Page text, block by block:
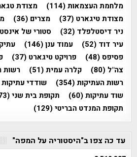
מלחמת העצמאות(114) מצודת
מצודת טיגארט (37) מצרים (36)
ניר דיסטלפלד (32) סטורי של
עיר דוד (52) עמוד ענן(146)
פסיפס(48) פרויקט טיגארט (37)
צה"ל (80) קלרה עמית(51) רשות
רשות העתיקות(354) שודדי עתיקות
שוד עתיקות(60) תקופת בית שני(73)
תקופת המנדט הבריטי(129)
עד כה צפו ב"היסטוריה על המפה"